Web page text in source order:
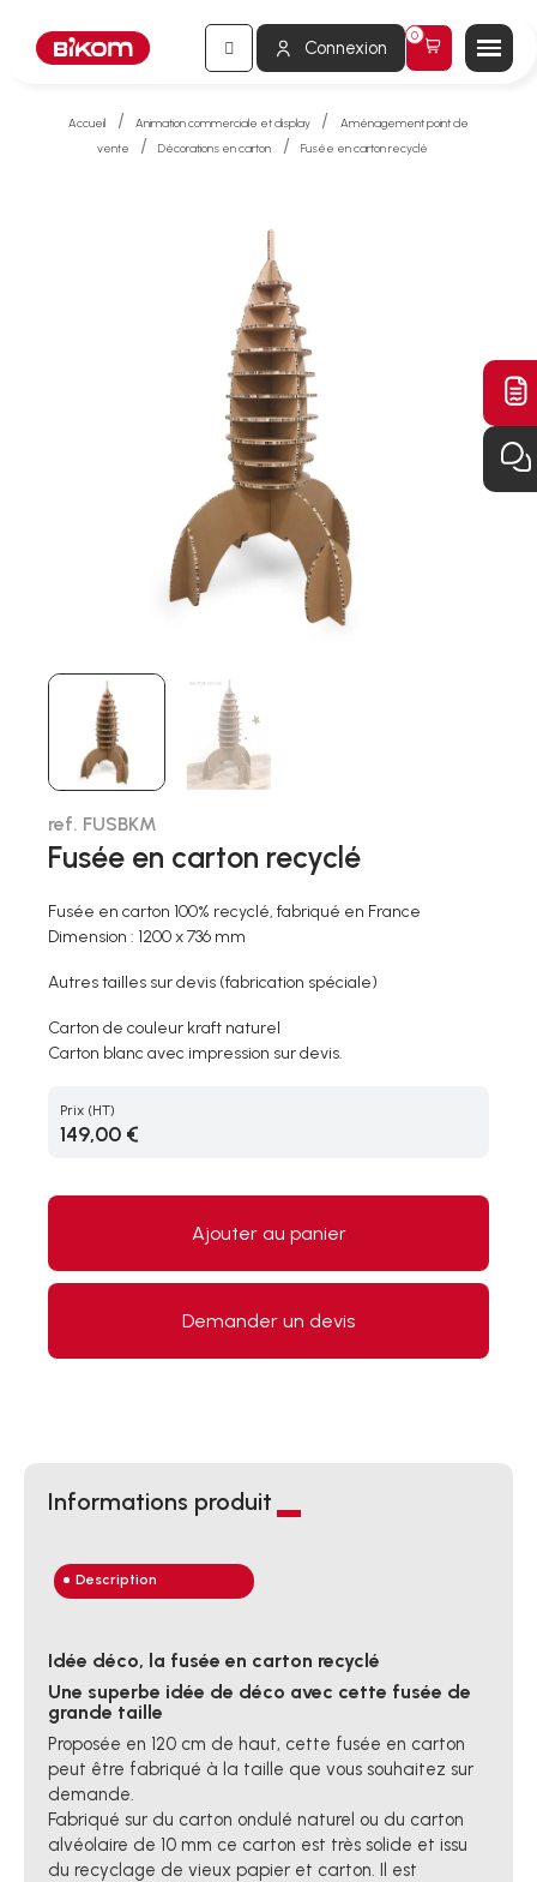
Connexion
Accueil Animation commerciale et display
Aménagement point de
vente
Décorations en carton Fusée en carton recyclé
ref. FUSBKM
Fusée en carton recyclé
Fusée en carton 100% recyclé, fabriqué en France
Dimension : 1200 x 736 mm
Autres tailles sur devis (fabrication spéciale)
Carton de couleur kraft naturel
Carton blanc avec impression sur devis.
Prix (HT)
149,00 €
Ajouter au panier
Demander un devis
Informations produit
Description
Idée déco, la fusée en carton recyclé
Une superbe idée de déco avec cette fusée de
grande taille
Proposée en 120 cm de haut, cette fusée en carton
peut être fabriqué à la taille que vous souhaitez sur
demande.
Fabriqué sur du carton ondulé naturel ou du carton
alvéolaire de 10 mm ce carton est très solide et issu
du recyclage de vieux papier et carton. Il est